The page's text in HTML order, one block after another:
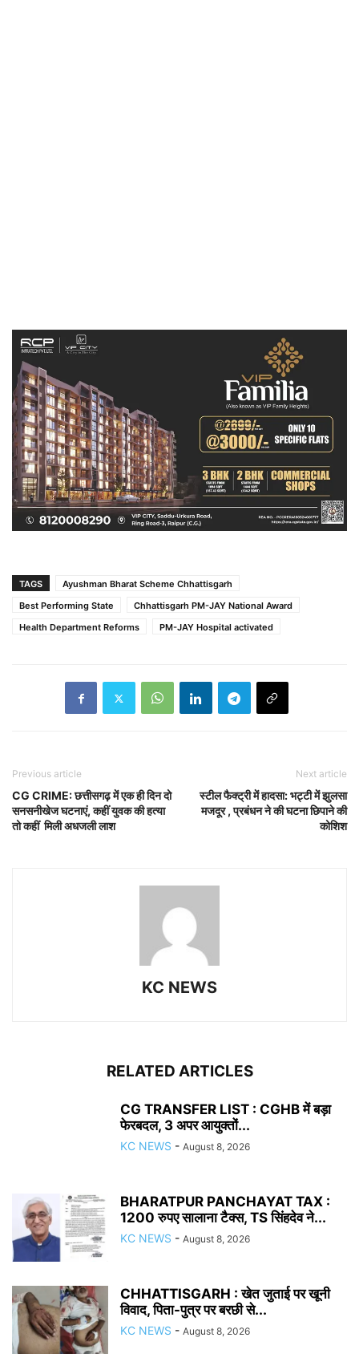
TAGS
Ayushman Bharat Scheme Chhattisgarh
Best Performing State
Chhattisgarh PM-JAY National Award
Health Department Reforms
PM-JAY Hospital activated
Previous article
CG CRIME: छत्तीसगढ़ में एक ही दिन दो
सनसनीखेज घटनाएं, कहीं युवक की हत्या
तो कहीं मिली अधजली लाश
Next article
स्टील फैक्ट्री में हादसा: भट्टी में झुलसा
मजदूर , प्रबंधन ने की घटना छिपाने की
कोशिश
KC NEWS
RELATED ARTICLES
CG TRANSFER LIST : CGHB में बड़ा
फेरबदल, 3 अपर आयुक्तों...
KC NEWS - August 8, 2026
BHARATPUR PANCHAYAT TAX :
1200 रुपए सालाना टैक्स, TS सिंहदेव ने...
KC NEWS - August 8, 2026
CHHATTISGARH : खेत जुताई पर खूनी
विवाद, पिता-पुत्र पर बरछी से...
KC NEWS - August 8, 2026